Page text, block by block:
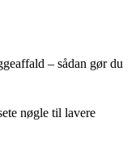
– sådan gør du
nøgle til lavere